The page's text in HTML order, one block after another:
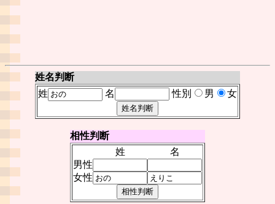
姓名判断
姓
名 性別 男 女
相性判断
姓
名
男性
女性